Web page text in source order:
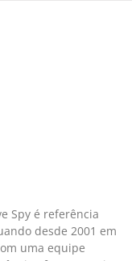
Spy é referência
desde 2001 em
uma equipe